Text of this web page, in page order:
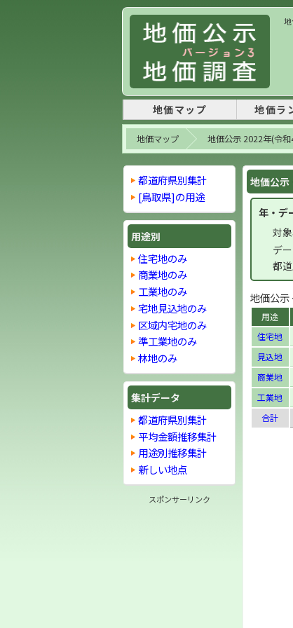
地価マップ 地価ラ
地価マップ 地価公示 2022年(令和
地価公示
年・デ
対
デ
都
地価公示
用途
住宅地
見込地
商業地
工業地
合計
都道府県別集計
[鳥取県]の用途
用途別
住宅地のみ
商業地のみ
工業地のみ
宅地見込地のみ
区域内宅地のみ
準工業地のみ
林地のみ
集計データ
都道府県別集計
平均金額推移集計
用途別推移集計
新しい地点
スポンサーリンク